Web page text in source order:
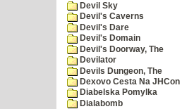
Devil Sky
Devil's Caverns
Devil's Dare
Devil's Domain
Devil's Doorway, The
Devilator
Devils Dungeon, The
Dexovo Cesta Na JHCon
Diabelska Pomylka
Dialabomb